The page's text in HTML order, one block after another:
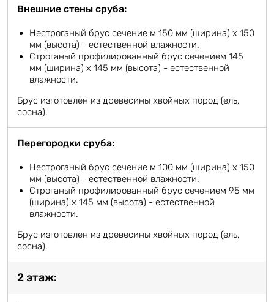
Внешние стены сруба:
Нестроганый брус сечение м 150 мм (ширина) х 150
мм (высота) - естественной влажности.
Строганый профилированный брус сечением 145
мм (ширина) х 145 мм (высота) - естественной
влажности.
Брус изготовлен из древесины хвойных пород (ель,
сосна).
Перегородки сруба:
Нестроганый брус сечение м 100 мм (ширина) х 150
мм (высота) - естественной влажности.
Строганый профилированный брус сечением 95 мм
(ширина) х 145 мм (высота) - естественной
влажности.
Брус изготовлен из древесины хвойных пород (ель,
сосна).
2 этаж: